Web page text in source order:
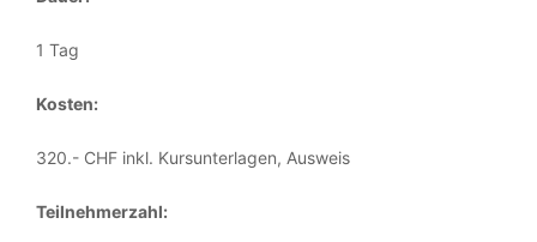
1 Tag
Kosten:
320.- CHF inkl. Kursunterlagen, Ausweis
Teilnehmerzahl: